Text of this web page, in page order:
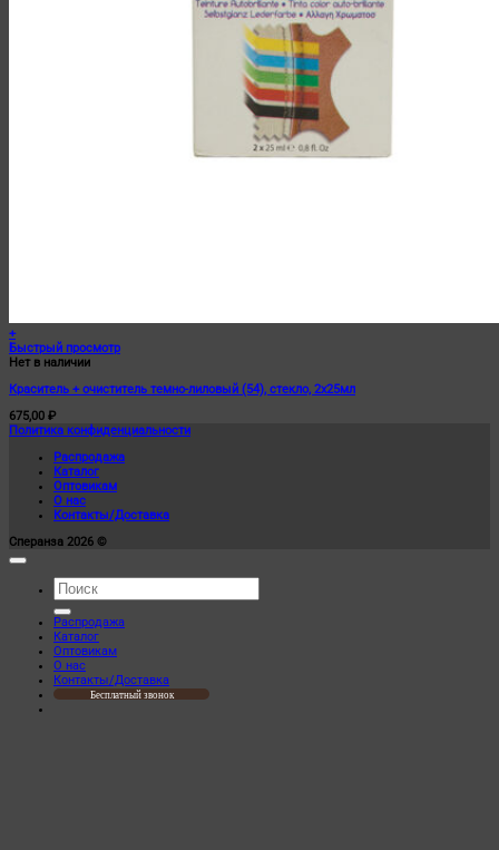
+
Быстрый просмотр
Нет в наличии
Краситель + очиститель темно-лиловый (54), стекло, 2х25мл
675,00 ₽
Политика конфиденциальности
Распродажа
Каталог
Оптовикам
О нас
Контакты/Доставка
Сперанза 2026 ©
Искать:
Распродажа
Каталог
Оптовикам
О нас
Контакты/Доставка
Бесплатный звонок